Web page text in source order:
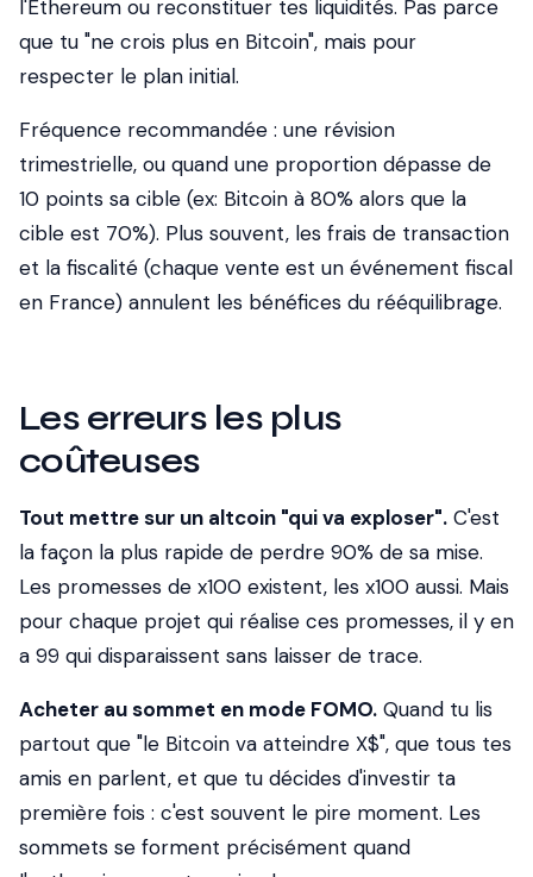
l'Ethereum ou reconstituer tes liquidités. Pas parce
que tu "ne crois plus en Bitcoin", mais pour
respecter le plan initial.
Fréquence recommandée : une révision
trimestrielle, ou quand une proportion dépasse de
10 points sa cible (ex: Bitcoin à 80% alors que la
cible est 70%). Plus souvent, les frais de transaction
et la fiscalité (chaque vente est un événement fiscal
en France) annulent les bénéfices du rééquilibrage.
Les erreurs les plus
coûteuses
Tout mettre sur un altcoin "qui va exploser". C'est
la façon la plus rapide de perdre 90% de sa mise.
Les promesses de x100 existent, les x100 aussi. Mais
pour chaque projet qui réalise ces promesses, il y en
a 99 qui disparaissent sans laisser de trace.
Acheter au sommet en mode FOMO. Quand tu lis
partout que "le Bitcoin va atteindre X$", que tous tes
amis en parlent, et que tu décides d'investir ta
première fois : c'est souvent le pire moment. Les
sommets se forment précisément quand